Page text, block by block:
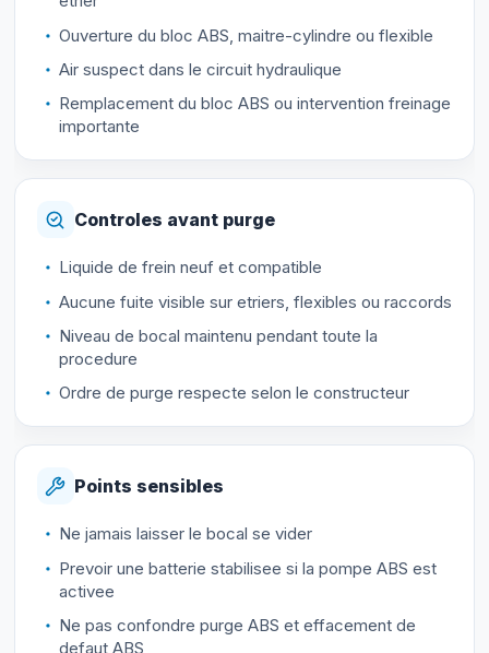
Ouverture du bloc ABS, maitre-cylindre ou flexible
Air suspect dans le circuit hydraulique
Remplacement du bloc ABS ou intervention freinage
importante
Controles avant purge
Liquide de frein neuf et compatible
Aucune fuite visible sur etriers, flexibles ou raccords
Niveau de bocal maintenu pendant toute la
procedure
Ordre de purge respecte selon le constructeur
Points sensibles
Ne jamais laisser le bocal se vider
Prevoir une batterie stabilisee si la pompe ABS est
activee
Ne pas confondre purge ABS et effacement de
defaut ABS